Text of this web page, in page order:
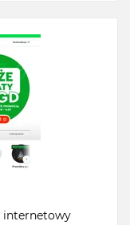
internetowy